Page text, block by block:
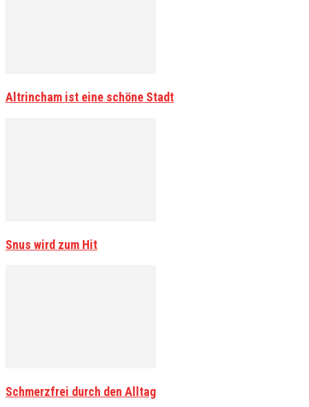
Altrincham ist eine schöne Stadt
Snus wird zum Hit
Schmerzfrei durch den Alltag